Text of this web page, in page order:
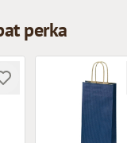
perka